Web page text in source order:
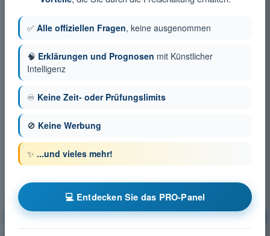
Meteorologie Ausbildung!
✅ Alle offiziellen Fragen, keine ausgenommen
🧠 Erklärungen und Prognosen mit Künstlicher
Intelligenz
♾️ Keine Zeit- oder Prüfungslimits
🚫 Keine Werbung
✨ ...und vieles mehr!
💻 Entdecken Sie das PRO-Panel